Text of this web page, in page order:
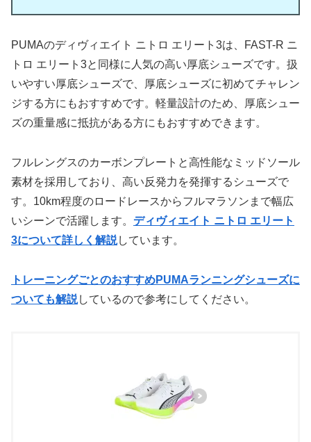
PUMAのディヴィエイト ニトロ エリート3は、FAST-R ニ
トロ エリート3と同様に人気の高い厚底シューズです。扱
いやすい厚底シューズで、厚底シューズに初めてチャレン
ジする方にもおすすめです。軽量設計のため、厚底シュー
ズの重量感に抵抗がある方にもおすすめできます。
フルレングスのカーボンプレートと高性能なミッドソール
素材を採用しており、高い反発力を発揮するシューズで
す。10km程度のロードレースからフルマラソンまで幅広
いシーンで活躍します。 ディヴィエイト ニトロ エリート
3について詳しく解説しています。
トレーニングごとのおすすめPUMAランニングシューズに
ついても解説しているので参考にしてください。